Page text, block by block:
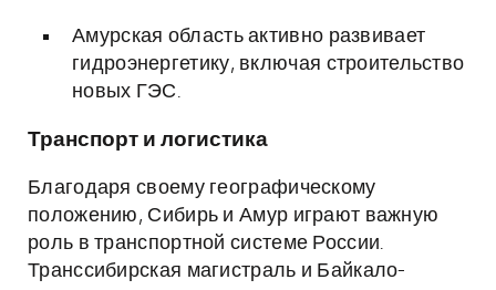
Амурская область активно развивает
гидроэнергетику, включая строительство
новых ГЭС.
Транспорт и логистика
Благодаря своему географическому
положению, Сибирь и Амур играют важную
роль в транспортной системе России.
Транссибирская магистраль и Байкало-